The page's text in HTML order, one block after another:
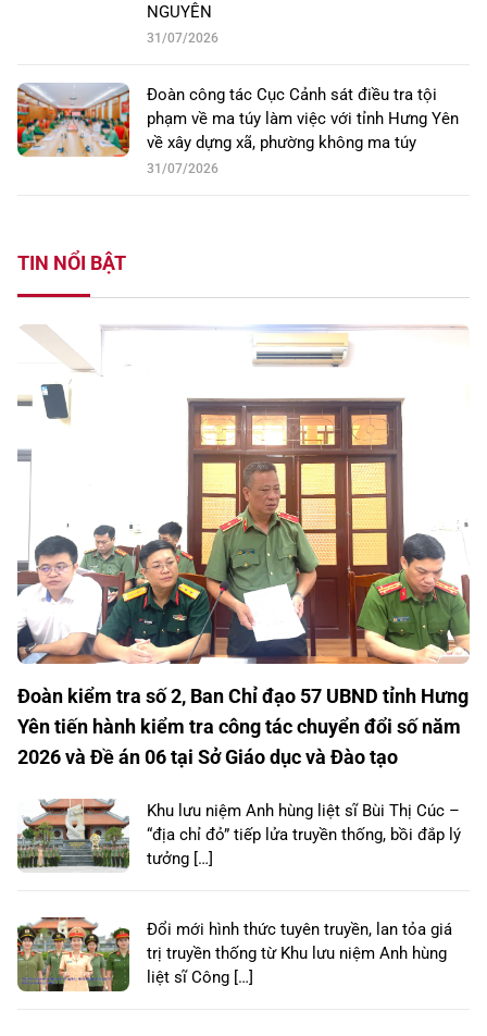
NGUYÊN
31/07/2026
Đoàn công tác Cục Cảnh sát điều tra tội
phạm về ma túy làm việc với tỉnh Hưng Yên
về xây dựng xã, phường không ma túy
31/07/2026
TIN NỔI BẬT
Đoàn kiểm tra số 2, Ban Chỉ đạo 57 UBND tỉnh Hưng
Yên tiến hành kiểm tra công tác chuyển đổi số năm
2026 và Đề án 06 tại Sở Giáo dục và Đào tạo
Khu lưu niệm Anh hùng liệt sĩ Bùi Thị Cúc –
“địa chỉ đỏ” tiếp lửa truyền thống, bồi đắp lý
tưởng […]
Đổi mới hình thức tuyên truyền, lan tỏa giá
trị truyền thống từ Khu lưu niệm Anh hùng
liệt sĩ Công […]